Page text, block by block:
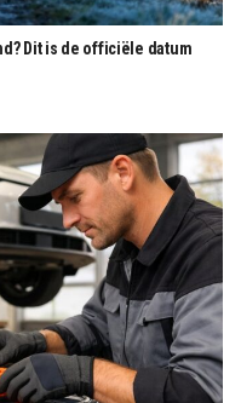
Dit is de officiële datum